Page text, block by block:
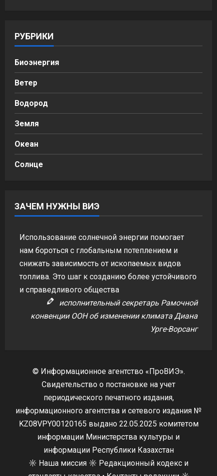
РУБРИКИ
Биоэнергия
Ветер
Водород
Земля
Океан
Солнце
ЗАЧЕМ НУЖНЫ ВИЭ
Использование солнечной энергии помогает
нам бороться с глобальным потеплением и
снижать зависимость от ископаемых видов
топлива. Это шаг к созданию более устойчивого
и справедливого общества
исполнительный секретарь Рамочной
конвенции ООН об изменении климата Диана
Урге-Ворсанг
© Информационное агентство «ПроВИЭ».
Свидетельство о постановке на учет
периодического печатного издания,
информационного агентства и сетевого издания №
KZ08VPY00120165 выдано 22.05.2025 комитетом
информации Министерства культуры и
информации Республики Казахстан
☼ Наша миссия ☼ Редакционный кодекс и